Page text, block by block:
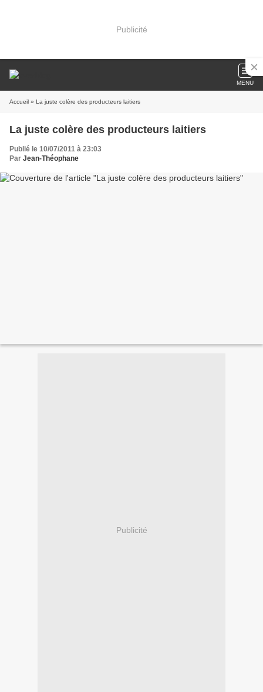
Publicité
MENU
Accueil » La juste colère des producteurs laitiers
La juste colère des producteurs laitiers
Publié le 10/07/2011 à 23:03
Par Jean-Théophane
Publicité